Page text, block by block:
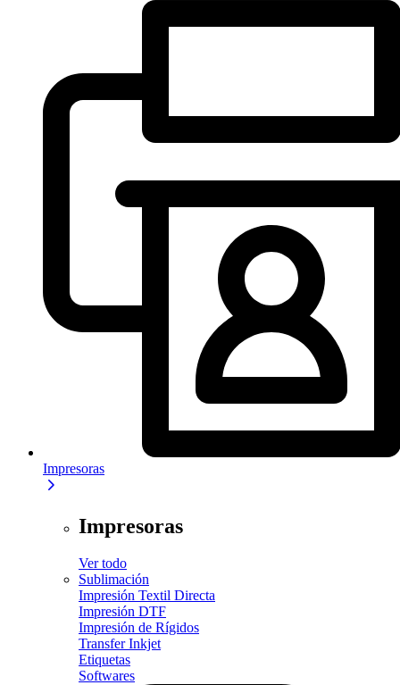
Impresoras
Impresoras
Ver todo
Sublimación
Impresión Textil Directa
Impresión DTF
Impresión de Rígidos
Transfer Inkjet
Etiquetas
Softwares